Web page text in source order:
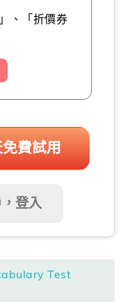
、「折價券
費試用
登入
Test